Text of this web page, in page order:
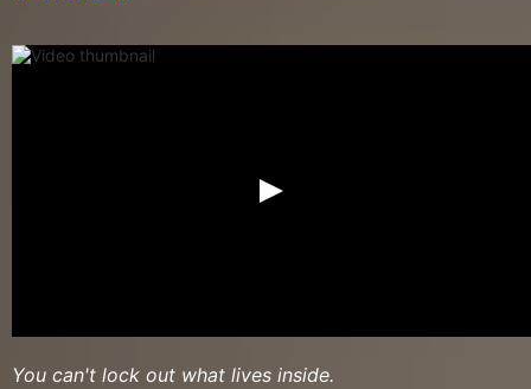
You can't lock out what lives inside.